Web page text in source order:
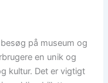
på museum og
en unik og
kultur. Det er vigtigt